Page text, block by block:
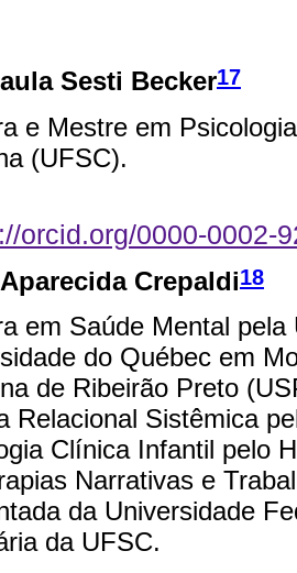
Sesti Becker17
e Mestre em
(UFSC).
orcid.org/0000-0002-
Crepaldi18
em Saúde Mental
do Québec em
de Ribeirão Preto
Relacional Sistêmica
Clínica Infantil pelo
Narrativas e
da Universidade
da UFSC.